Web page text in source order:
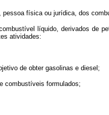
pessoa física ou jurídica, dos
líquido, derivados de
atividades:
de obter gasolinas e diesel;
combustíveis formulados;